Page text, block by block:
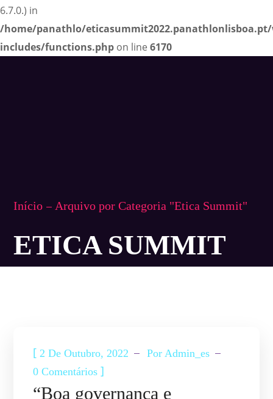
6.7.0.) in
/home/panathlo/
includes/functions.php on line 6170
Início Arquivo por Categoria "Etica Summit"
ETICA SUMMIT
[ 2 De Outubro, 2022 PorAdmin_es
0 Comentários ]
“Boa governança e